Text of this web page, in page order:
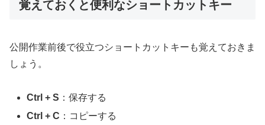
覚えておくと便利なショートカットキー
公開作業前後で役立つショートカットキーも覚えておきま
しょう。
Ctrl + S ：保存する
Ctrl + C ：コピーする